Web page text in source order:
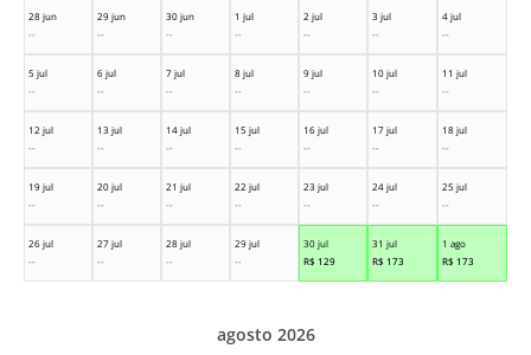
28 jun
--
29 jun
--
30 jun
--
1 jul
--
2 jul
--
3 jul
--
4 jul
--
5 jul
--
6 jul
--
7 jul
--
8 jul
--
9 jul
--
10 jul
--
11 jul
--
12 jul
--
13 jul
--
14 jul
--
15 jul
--
16 jul
--
17 jul
--
18 jul
--
19 jul
--
20 jul
--
21 jul
--
22 jul
--
23 jul
--
24 jul
--
25 jul
--
26 jul
--
27 jul
--
28 jul
--
29 jul
--
30 jul
R$ 129
31 jul
R$ 173
1 ago
R$ 173
agosto 2026